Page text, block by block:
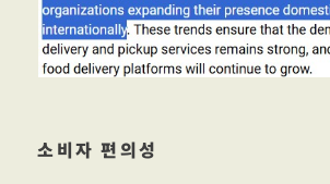
소비자 편의성